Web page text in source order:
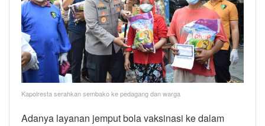
Kapolresta serahkan sembako ke pedagang dan warga
Adanya layanan jemput bola vaksinasi ke dalam